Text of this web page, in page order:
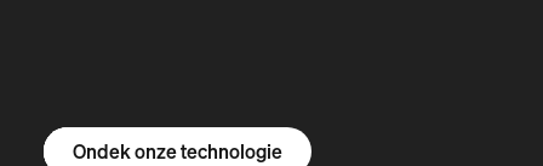
Ontdek de R1S
Ontdek de R1T
Ontdek de bestelbus
Ondek onze technologie